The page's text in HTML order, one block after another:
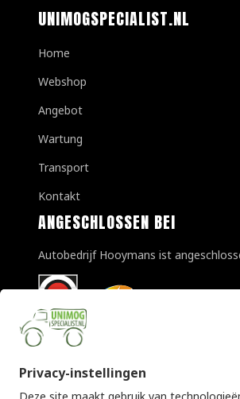
UNIMOGSPECIALIST.NL
Home
Webshop
Angebot
Wartung
Transport
Kontakt
ANGESCHLOSSEN BEI
Autobedrijf Hooymans ist